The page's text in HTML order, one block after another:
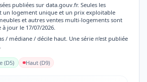
publiées sur data.gouv.fr. Seules les
un logement unique et un prix exploitable
et autres ventes multi-logements sont
à jour le 17/07/2026.
/ médiane / décile haut. Une série n’est publiée
(D5) Haut (D9)